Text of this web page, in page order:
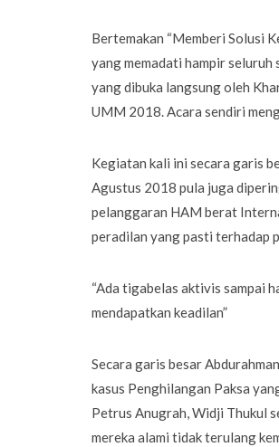
Bertemakan “Memberi Solusi
yang memadati hampir
yang dibuka langsung oleh
UMM 2018. Acara sendiri
Kegiatan kali ini secara garis
Agustus 2018 pula juga
pelanggaran HAM berat
peradilan yang pasti terhadap
“Ada tigabelas aktivis sampai
mendapatkan keadilan”
Secara garis besar
kasus Penghilangan Paksa
Petrus Anugrah, Widji Thukul
mereka alami tidak terulang